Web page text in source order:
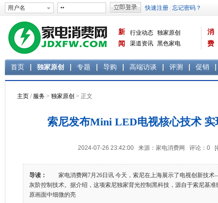
新
闻
行业动态 独家原创
渠道资讯 黑色家电
消
费
首页 独家原创 专题 导购 高端访谈 评测 促销
主页 / 服务 > 独家原创 > 正文
索尼发布Mini LED电视核心技术 实
2024-07-26 23:42:00 来源：家电消费网 评论： 0 [
导读：
家电消费网7月26日讯 今天，索尼在上海展示了电视创新技
灰阶控制技术。据介绍，这项索尼独家背光控制黑科技，源自于索尼基
原画面中细微的亮